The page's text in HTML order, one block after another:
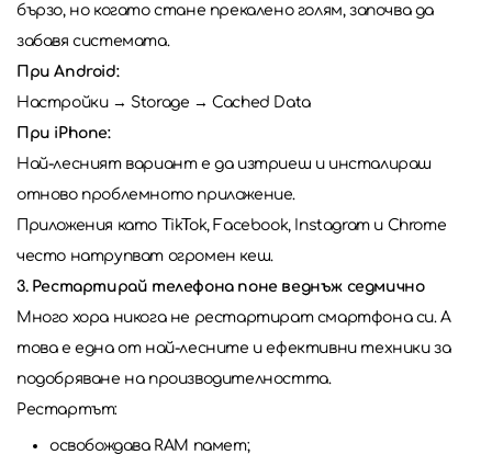
бързо, но когато стане прекалено голям, започва да
забавя системата.
При Android:
Настройки → Storage → Cached Data
При iPhone:
Най-лесният вариант е да изтриеш и инсталираш
отново проблемното приложение.
Приложения като TikTok, Facebook, Instagram и Chrome
често натрупват огромен кеш.
3. Рестартирай телефона поне веднъж седмично
Много хора никога не рестартират смартфона си. А
това е една от най-лесните и ефективни техники за
подобряване на производителността.
Рестартът:
освобождава RAM памет;